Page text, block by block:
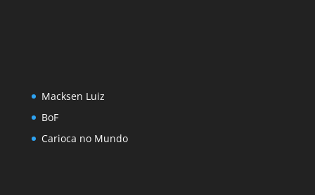
Macksen Luiz
BoF
Carioca no Mundo